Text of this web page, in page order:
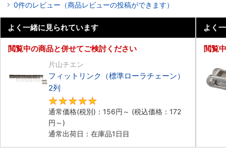
0件のレビュー（商品レビューの投稿ができます）
よく一緒に見られています
閲覧中の商品と併せてご検討ください
片山チエン
フィットリンク（標準ローラチェーン）
2列
通常価格(税別)： 156円 ～ (税込価格： 172
円 ～)
通常出荷日：在庫品1日目
よく
閲覧